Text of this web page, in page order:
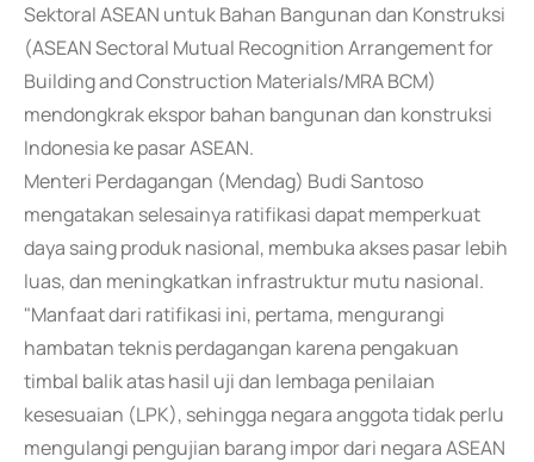
Sektoral ASEAN untuk Bahan Bangunan dan Konstruksi
(ASEAN Sectoral Mutual Recognition Arrangement for
Building and Construction Materials/MRA BCM)
mendongkrak ekspor bahan bangunan dan konstruksi
Indonesia ke pasar ASEAN.
Menteri Perdagangan (Mendag) Budi Santoso
mengatakan selesainya ratifikasi dapat memperkuat
daya saing produk nasional, membuka akses pasar lebih
luas, dan meningkatkan infrastruktur mutu nasional.
"Manfaat dari ratifikasi ini, pertama, mengurangi
hambatan teknis perdagangan karena pengakuan
timbal balik atas hasil uji dan lembaga penilaian
kesesuaian (LPK), sehingga negara anggota tidak perlu
mengulangi pengujian barang impor dari negara ASEAN